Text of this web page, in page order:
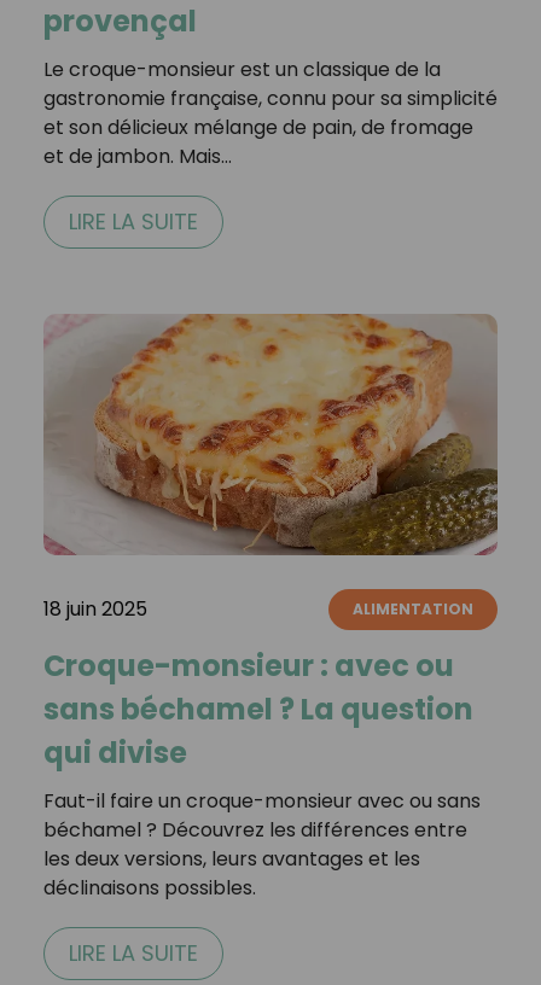
provençal
Le croque-monsieur est un classique de la
gastronomie française, connu pour sa simplicité
et son délicieux mélange de pain, de fromage
et de jambon. Mais…
LIRE LA SUITE
18 juin 2025 ALIMENTATION
Croque-monsieur : avec ou
sans béchamel ? La question
qui divise
Faut-il faire un croque-monsieur avec ou sans
béchamel ? Découvrez les différences entre
les deux versions, leurs avantages et les
déclinaisons possibles.
LIRE LA SUITE